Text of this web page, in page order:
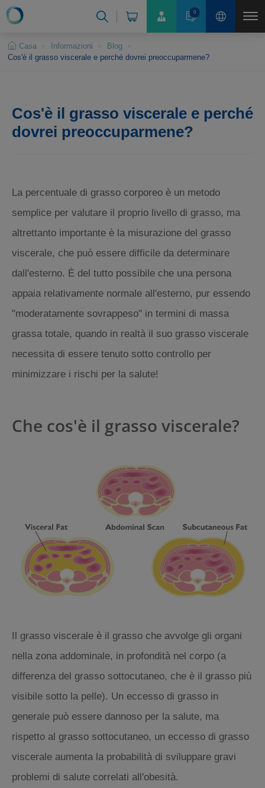
0
Casa Informazioni
Blog
Cos'è il grasso viscerale e perché dovrei preoccuparmene?
Cos'è il grasso viscerale e perché
dovrei preoccuparmene?
La percentuale di grasso corporeo è un metodo
semplice per valutare il proprio livello di grasso, ma
altrettanto importante è la misurazione del grasso
viscerale, che può essere difficile da determinare
dall'esterno. È del tutto possibile che una persona
appaia relativamente normale all'esterno, pur essendo
"moderatamente sovrappeso" in termini di massa
grassa totale, quando in realtà il suo grasso viscerale
necessita di essere tenuto sotto controllo per
minimizzare i rischi per la salute!
Che cos'è il grasso viscerale?
Il grasso viscerale è il grasso che avvolge gli organi
nella zona addominale, in profondità nel corpo (a
differenza del grasso sottocutaneo, che è il grasso più
visibile sotto la pelle). Un eccesso di grasso in
generale può essere dannoso per la salute, ma
rispetto al grasso sottocutaneo, un eccesso di grasso
viscerale aumenta la probabilità di sviluppare gravi
problemi di salute correlati all'obesità.
Pannello di gestione dei cookies